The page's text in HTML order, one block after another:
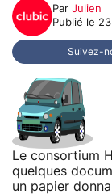
Par Julien
Publié le
Suivez-
Le consortium
quelques
un papier